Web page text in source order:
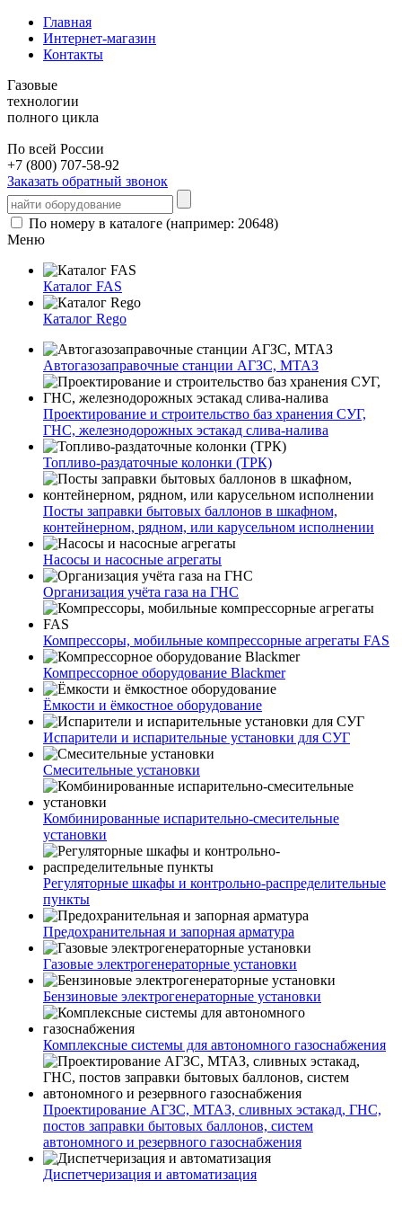
Главная
Интернет-магазин
Контакты
Газовые
технологии
полного цикла
По всей России
+7 (800) 707-58-92
Заказать обратный звонок
По номеру в каталоге (например: 20648)
Меню
Каталог FAS
Каталог Rego
Автогазозаправочные станции АГЗС, МТАЗ
Проектирование и строительство баз хранения СУГ,
ГНС, железнодорожных эстакад слива-налива
Топливо-раздаточные колонки (ТРК)
Посты заправки бытовых баллонов в шкафном,
контейнерном, рядном, или карусельном исполнении
Насосы и насосные агрегаты
Организация учёта газа на ГНС
Компрессоры, мобильные компрессорные агрегаты FAS
Компрессорное оборудование Blackmer
Ёмкости и ёмкостное оборудование
Испарители и испарительные установки для СУГ
Смесительные установки
Комбинированные испарительно-смесительные
установки
Регуляторные шкафы и контрольно-распределительные
пункты
Предохранительная и запорная арматура
Газовые электрогенераторные установки
Бензиновые электрогенераторные установки
Комплексные системы для автономного газоснабжения
Проектирование АГЗС, МТАЗ, сливных эстакад, ГНС,
постов заправки бытовых баллонов, систем
автономного и резервного газоснабжения
Диспетчеризация и автоматизация